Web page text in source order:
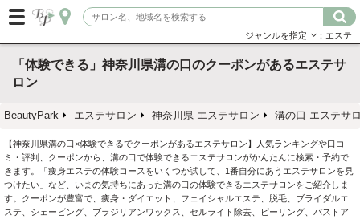
ジャンルを指定 ：エステ
「体験できる」神奈川県溝の口のクーポンがあるエステサ
ロン
BeautyPark エステサロン 神奈川県 エステサロン 溝の口 エステサ
【神奈川県溝の口×体験できるでクーポンがあるエステサロン】人気ランキングや口コ
ミ・評判、クーポンから、溝の口で体験できるエステサロンがかんたんに検索・予約で
きます。「痩身エステの体験コースをいくつか試して、1番自分にあうエステサロンを見
つけたい」など、いまの気持ちにあった溝の口の体験できるエステサロンをご紹介しま
す。クーポンが豊富で、痩身・ダイエット、フェイシャルエステ、脱毛、ブライダルエ
ステ、シェービング、ブラジリアンワックス、セルライト除去、ピーリング、バストア